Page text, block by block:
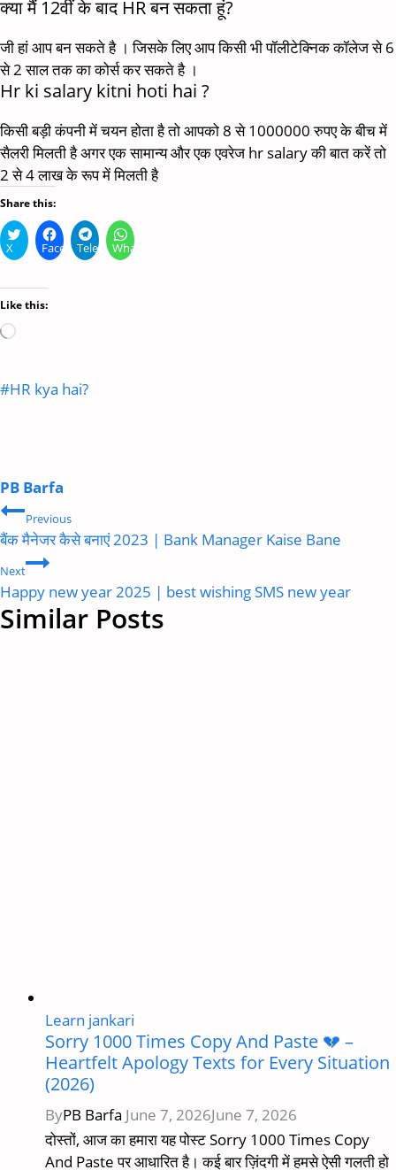
क्या मैं 12वीं के बाद HR बन सकता हूं?
जी हां आप बन सकते है । जिसके लिए आप किसी भी पॉलीटेक्निक कॉलेज से 6
से 2 साल तक का कोर्स कर सकते है ।
Hr ki salary kitni hoti hai ?
किसी बड़ी कंपनी में चयन होता है तो आपको 8 से 1000000 रुपए के बीच में
सैलरी मिलती है अगर एक सामान्य और एक एवरेज hr salary की बात करें तो
2 से 4 लाख के रूप में मिलती है
Share this:
X FacebookTelegramWhatsApp
Like this:
Loading…
Post
#HR kya hai?
PB Barfa
Post
navigation
Previous
बैंक मैनेजर कैसे बनाएं 2023 | Bank Manager Kaise Bane
Next
Happy new year 2025 | best wishing SMS new year
Similar Posts
Learn jankari
Sorry 1000 Times Copy And Paste 💔 –
Heartfelt Apology Texts for Every Situation
(2026)
ByPB Barfa June 7, 2026June 7, 2026
दोस्तों, आज का हमारा यह पोस्ट Sorry 1000 Times Copy
And Paste पर आधारित है। कई बार ज़िंदगी में हमसे ऐसी गलती हो